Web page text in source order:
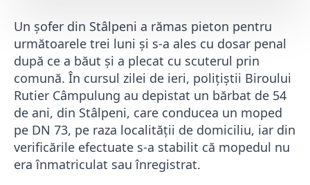
Un șofer din Stâlpeni a rămas pieton pentru
următoarele trei luni și s-a ales cu dosar penal
după ce a băut și a plecat cu scuterul prin
comună. În cursul zilei de ieri, poliţiştii Biroului
Rutier Câmpulung au depistat un bărbat de 54
de ani, din Stâlpeni, care conducea un moped
pe DN 73, pe raza localității de domiciliu, iar din
verificările efectuate s-a stabilit că mopedul nu
era înmatriculat sau înregistrat.